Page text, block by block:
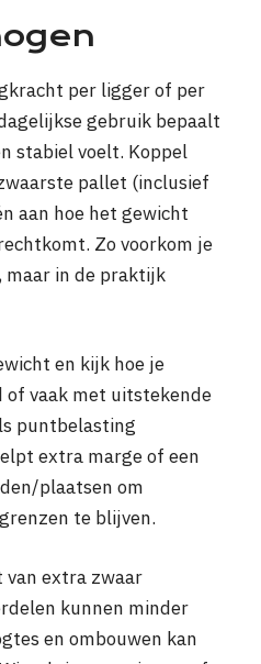
per ligger of per
gebruik bepaalt
stabiel voelt. Koppel
pallet (inclusief
aan hoe het gewicht
Zo voorkom je
maar in de praktijk
en kijk hoe je
vaak met uitstekende
puntbelasting
extra marge of een
plaatsen om
te blijven.
van extra zwaar
kunnen minder
en ombouwen kan